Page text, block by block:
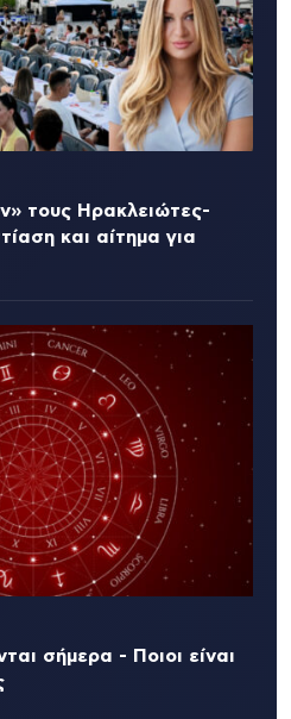
τους Ηρακλειώτες-
και αίτημα για
σήμερα - Ποιοι είναι